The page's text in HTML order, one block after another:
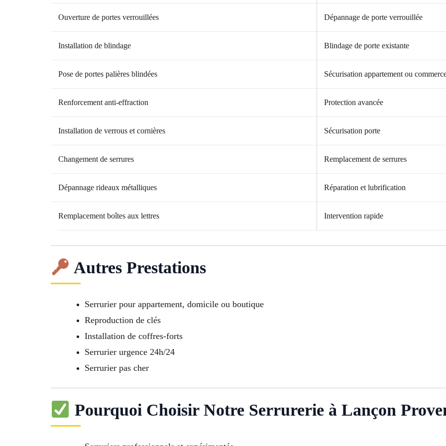
Ouverture de portes verrouillées Dépannage de porte verrouillée
Installation de blindage Blindage de porte existante
Pose de portes palières blindées Sécurisation appartement ou
Renforcement anti-effraction Protection avancée
Installation de verrous et cornières Sécurisation porte
Changement de serrures Remplacement de serrures
Dépannage rideaux métalliques Réparation et lubrification
Remplacement boîtes aux lettres Intervention rapide
Autres Prestations
Serrurier pour appartement, domicile ou boutique
Reproduction de clés
Installation de coffres-forts
Serrurier urgence 24h/24
Serrurier pas cher
Pourquoi Choisir Notre Serrurerie à Lançon